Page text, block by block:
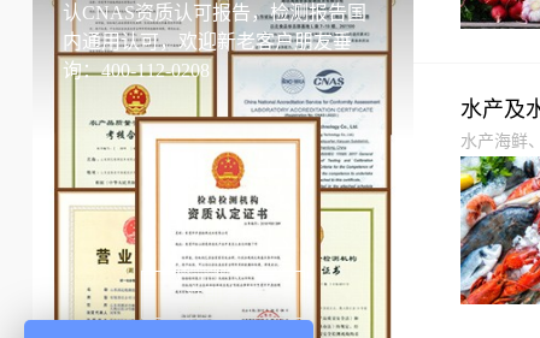
认CNAS资质认可报告，检测报告国
内通用认可，欢迎新老客户朋友垂
询：400-112-0208
立即查看
水产及
水产海鲜
鱼糜制品
品